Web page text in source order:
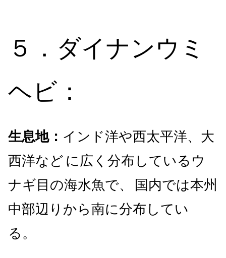
５．ダイナンウミ
ヘビ：
生息地： インド洋や西太平洋、大
西洋など に広く分布しているウ
ナギ目の海水魚で、
国内では本州
中部辺りから南に分布してい
る。